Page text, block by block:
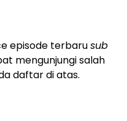
episode terbarusub
mengunjungi salah
daftar di atas.